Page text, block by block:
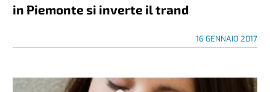
in Piemonte si inverte il trand
16 GENNAIO 2017